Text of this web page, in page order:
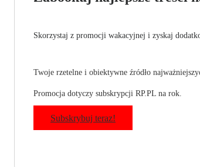
Skorzystaj z promocji wakacyjnej i zyskaj
Twoje rzetelne i obiektywne źródło
Promocja dotyczy subskrypcji RP.PL na rok.
Subskrybuj teraz!